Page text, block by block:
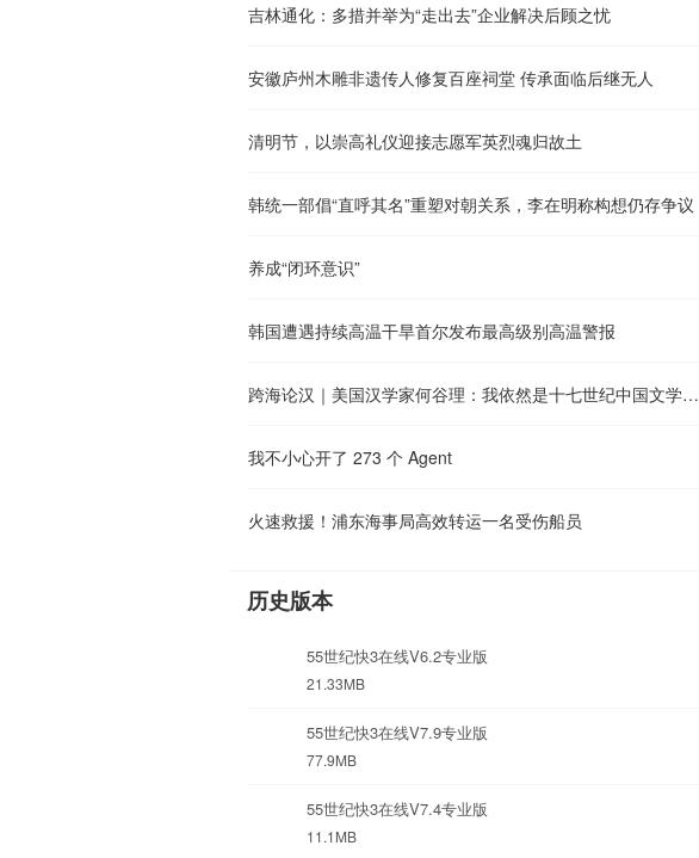
吉林通化：多措并举为“走出去”企业解决后顾之忧
安徽庐州木雕非遗传人修复百座祠堂 传承面临后继无人
清明节，以崇高礼仪迎接志愿军英烈魂归故土
韩统一部倡“直呼其名”重塑对朝关系，李在明称构想仍存争议
养成“闭环意识”
韩国遭遇持续高温干旱首尔发布最高级别高温警报
跨海论汉｜美国汉学家何谷理：我依然是十七世纪中国文学的大粉丝
我不小心开了 273 个 Agent
火速救援！浦东海事局高效转运一名受伤船员
历史版本
55世纪快3在线V6.2专业版
21.33MB
55世纪快3在线V7.9专业版
77.9MB
55世纪快3在线V7.4专业版
11.1MB